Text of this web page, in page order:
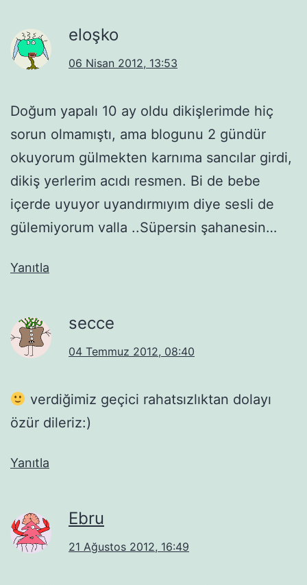
eloşko
06 Nisan 2012, 13:53
Doğum yapalı 10 ay oldu dikişlerimde hiç
sorun olmamıştı, ama blogunu 2 gündür
okuyorum gülmekten karnıma sancılar girdi,
dikiş yerlerim acıdı resmen. Bi de bebe
içerde uyuyor uyandırmıyım diye sesli de
gülemiyorum valla ..Süpersin şahanesin…
Yanıtla
secce
04 Temmuz 2012, 08:40
verdiğimiz geçici rahatsızlıktan dolayı
özür dileriz:)
Yanıtla
Ebru
21 Ağustos 2012, 16:49